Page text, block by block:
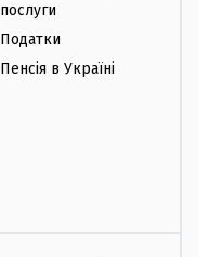
послуги
Податки
Пенсія в Україні